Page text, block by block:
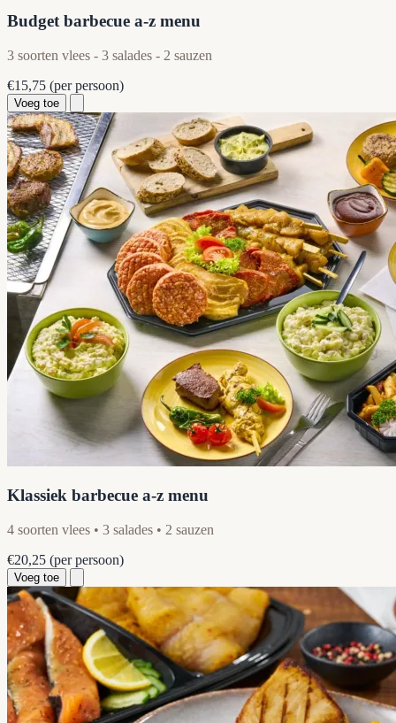
Budget barbecue a-z menu
3 soorten vlees - 3 salades - 2 sauzen
€15,75 (per persoon)
Voeg toe
Klassiek barbecue a-z menu
4 soorten vlees • 3 salades • 2 sauzen
€20,25 (per persoon)
Voeg toe